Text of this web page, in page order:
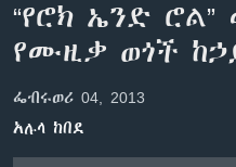
ወደ
ዋናው
እለፍ
ወደ
ዋናው
ከምሽቱ ሦስት ሰዓት
ክምችት
“የሮክ ኤንድ
የሙዚቃ ወጎች
ፌብሩወሪ 04, 2013
አሉላ ከበደ